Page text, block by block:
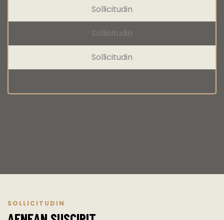
Sollicitudin
Sollicitudin
Sollicitudin
SOLLICITUDIN